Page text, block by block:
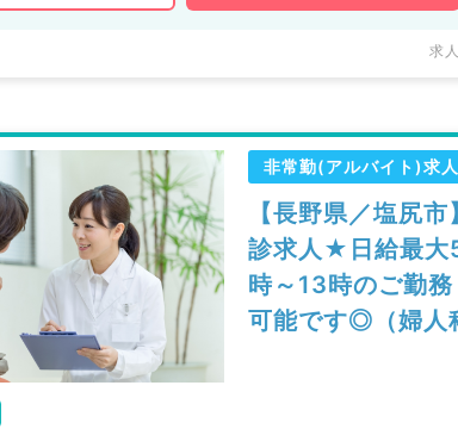
求
非常勤(アルバイト)求人
【長野県／塩尻
診求人★日給最大
時～13時のご勤
可能です◎（婦人